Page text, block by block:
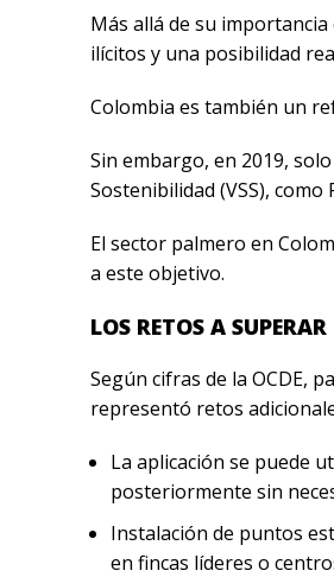
Más allá de su
ilícitos y una posibilidad
Colombia es también un
Sin embargo, en 2019,
Sostenibilidad (VSS), como
El sector palmero en
a este objetivo.
LOS RETOS A SUPERAR
Según cifras de la OCDE,
representó retos
La aplicación se puede
posteriormente sin
Instalación de puntos
en fincas líderes o